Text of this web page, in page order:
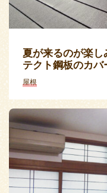
夏が来るのが楽
テクト鋼板のカバ
屋根